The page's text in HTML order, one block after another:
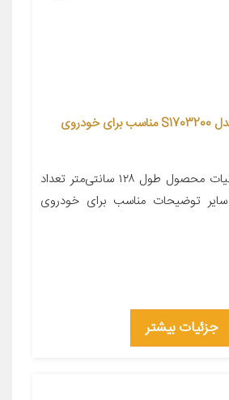
کابل تعویض دنده مدل S1703200 مناسب برای خودروی
معرفی محصول جزئیات محصول طول ۱۲۸ سانتی‌متر تعداد
توضیحات مناسب برای خودروی
جزئیات بیشتر